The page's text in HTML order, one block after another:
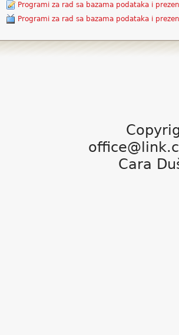
Programi za rad sa bazama podataka i
Programi za rad sa bazama podataka i
Cara